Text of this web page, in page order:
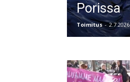
Porissa
Toimitus - 2.7.2026